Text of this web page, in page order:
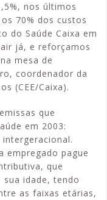
nos últimos
70% dos custos
do Saúde Caixa em
já, e reforçamos
mesa de
coordenador da
(CEE/Caixa).
que
em 2003:
empregado pague
que
sua idade, tendo
as faixas etárias,